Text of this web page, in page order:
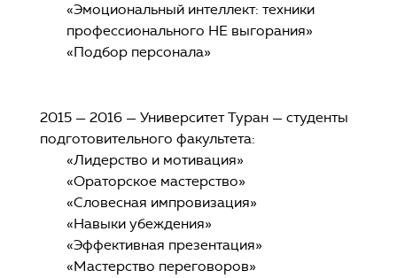
«Эмоциональный интеллект: техники
профессионального НЕ выгорания»
«Подбор персонала»
2015 — 2016 — Университет Туран — студенты
подготовительного факультета:
«Лидерство и мотивация»
«Ораторское мастерство»
«Словесная импровизация»
«Навыки убеждения»
«Эффективная презентация»
«Мастерство переговоров»